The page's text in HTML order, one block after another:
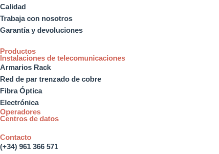
Calidad
Trabaja con nosotros
Garantía y devoluciones
Productos
Instalaciones de telecomunicaciones
Armarios Rack
Red de par trenzado de cobre
Fibra Óptica
Electrónica
Operadores
Centros de datos
Contacto
(+34) 961 366 571